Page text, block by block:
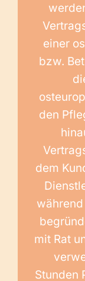
einer
bzw.
den
dem
mit Rat
Stunden